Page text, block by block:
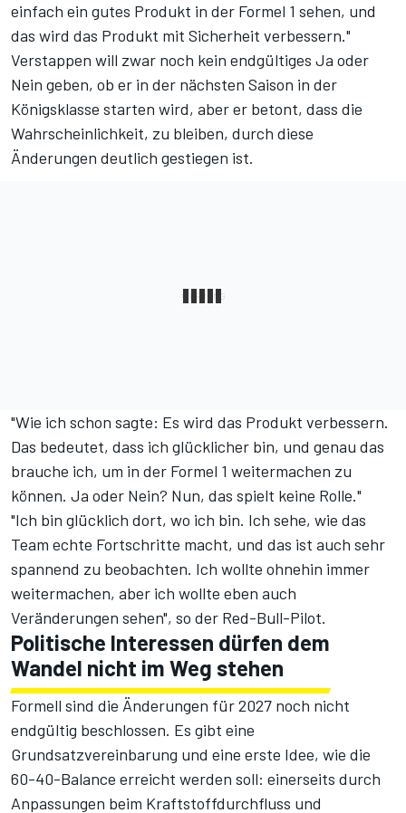
einfach ein gutes Produkt in der Formel 1 sehen, und
das wird das Produkt mit Sicherheit verbessern."
Verstappen will zwar noch kein endgültiges Ja oder
Nein geben, ob er in der nächsten Saison in der
Königsklasse starten wird, aber er betont, dass die
Wahrscheinlichkeit, zu bleiben, durch diese
Änderungen deutlich gestiegen ist.
"Wie ich schon sagte: Es wird das Produkt verbessern.
Das bedeutet, dass ich glücklicher bin, und genau das
brauche ich, um in der Formel 1 weitermachen zu
können. Ja oder Nein? Nun, das spielt keine Rolle."
"Ich bin glücklich dort, wo ich bin. Ich sehe, wie das
Team echte Fortschritte macht, und das ist auch sehr
spannend zu beobachten. Ich wollte ohnehin immer
weitermachen, aber ich wollte eben auch
Veränderungen sehen", so der Red-Bull-Pilot.
Politische Interessen dürfen dem
Wandel nicht im Weg stehen
Formell sind die Änderungen für 2027 noch nicht
endgültig beschlossen. Es gibt eine
Grundsatzvereinbarung und eine erste Idee, wie die
60-40-Balance erreicht werden soll: einerseits durch
Anpassungen beim Kraftstoffdurchfluss und